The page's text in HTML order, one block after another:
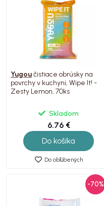
Yugoučistiace obrúsky na
povrchy v kuchyni, Wipe It! -
Zesty Lemon, 70ks
Skladom
6.76 €
Do košíka
Do obľúbených
-70%